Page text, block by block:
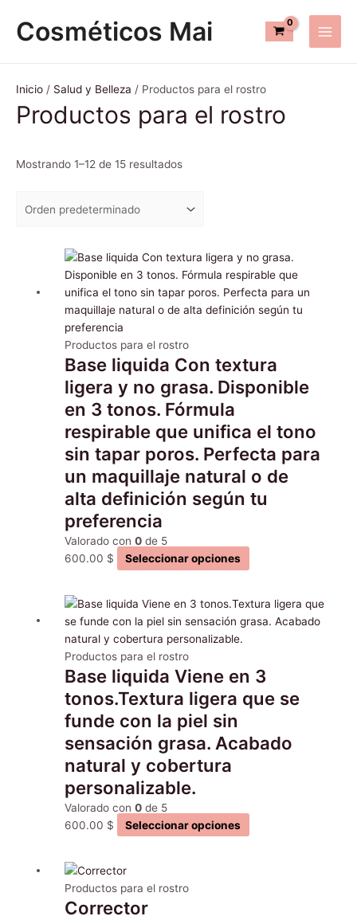
contenido
Cosméticos Mai
Main
Inicio / Salud y Belleza / Productos para el rostro
Productos para el rostro
Mostrando 1–12 de 15 resultados
Productos para el rostro
Base liquida Con textura
ligera y no grasa. Disponible
en 3 tonos. Fórmula
respirable que unifica el tono
sin tapar poros. Perfecta para
un maquillaje natural o de
alta definición según tu
preferencia
Valorado con0 de 5
600.00 $ Seleccionar opciones
Este
producto
tiene
múltiples
opciones
pueden
en
la
página
de
producto
Productos para el rostro
Base liquida Viene en 3
tonos.Textura ligera que se
funde con la piel sin
sensación grasa. Acabado
natural y cobertura
personalizable.
Valorado con0 de 5
600.00 $ Seleccionar opciones
Este
producto
variantes.
opciones
pueden
página
Productos para el rostro
Corrector